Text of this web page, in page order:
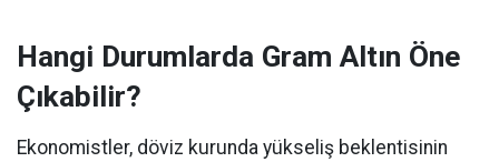
Hangi Durumlarda Gram Altın Öne
Çıkabilir?
Ekonomistler, döviz kurunda yükseliş beklentisinin